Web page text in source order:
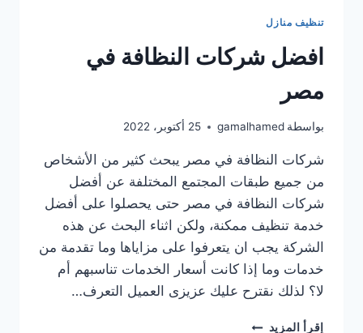
تنظيف منازل
افضل شركات النظافة في
مصر
بواسطة gamalhamed 25 أكتوبر، 2022
شركات النظافة في مصر يبحث كثير من الأشخاص
من جميع طبقات المجتمع المختلفة عن أفضل
شركات النظافة في مصر حتى يحصلوا على أفضل
خدمة تنظيف ممكنة، ولكن اثناء البحث عن هذه
الشركة يجب ان يتعرفوا على مزاياها وما تقدمة من
خدمات وما إذا كانت أسعار الخدمات تناسبهم أم
لا؟ لذلك نقترح عليك عزيزى العميل التعرف…
إقرأ المزيد افضل